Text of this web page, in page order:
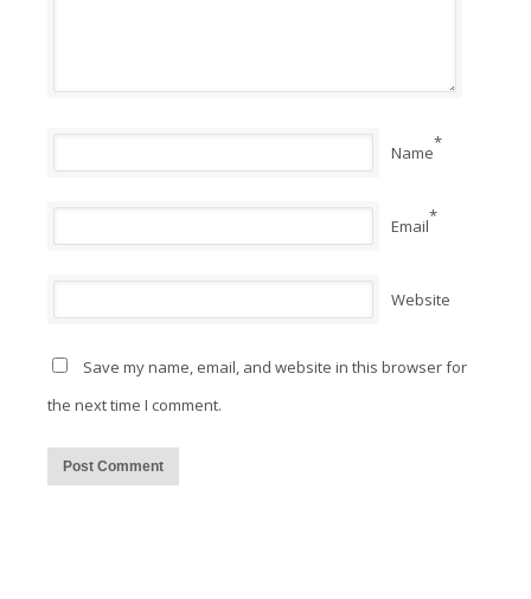
Name*
Email*
Website
Save my name, email, and website in this browser for
the next time I comment.